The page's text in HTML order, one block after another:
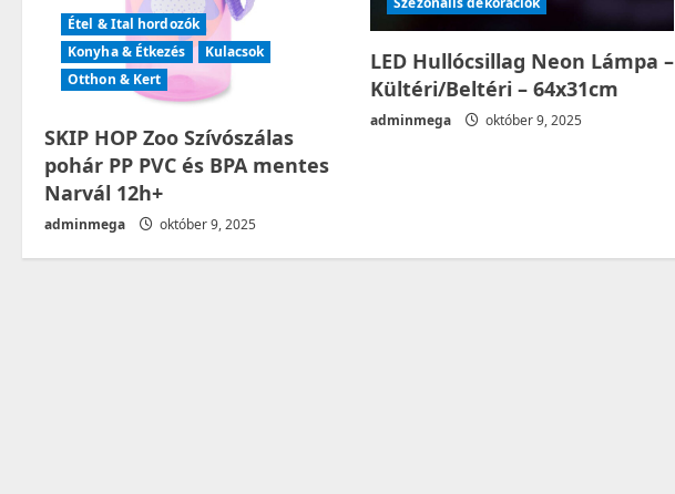
o
n
Étel & Ital hordozók
Konyha & Étkezés
Kulacsok
Otthon & Kert
SKIP HOP Zoo Szívószálas
pohár PP PVC és BPA mentes
Narvál 12h+
adminmega október 9, 2025
LED Hullócsillag Neon Lámpa –
Kültéri/Beltéri – 64x31cm
adminmega október 9, 2025